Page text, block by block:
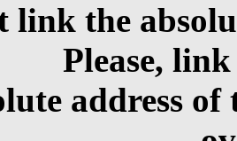
link the
Please,
address